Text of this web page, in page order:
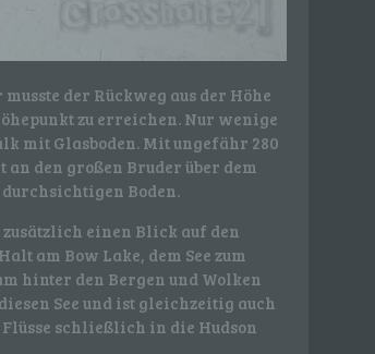
der Rückweg aus der Höhe
zu erreichen. Nur wenige
mit Glasboden. Mit ungefähr 280
den großen Bruder über dem
Boden.
zusätzlich einen Blick auf den
am Bow Lake, dem See zum
hinter den Bergen und Wolken
See und ist gleichzeitig auch
schließlich in die Hudson